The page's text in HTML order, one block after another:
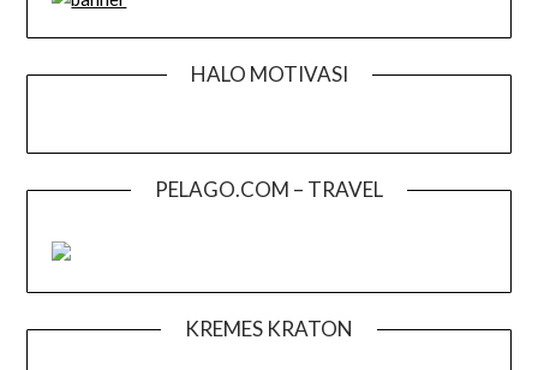
HALO MOTIVASI
PELAGO.COM – TRAVEL
KREMES KRATON